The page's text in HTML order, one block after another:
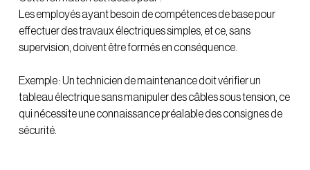
Les employés ayant besoin de compétences de base pour
effectuer des travaux électriques simples, et ce, sans
supervision, doivent être formés en conséquence.
Exemple : Un technicien de maintenance doit vérifier un
tableau électrique sans manipuler des câbles sous tension, ce
qui nécessite une connaissance préalable des consignes de
sécurité.